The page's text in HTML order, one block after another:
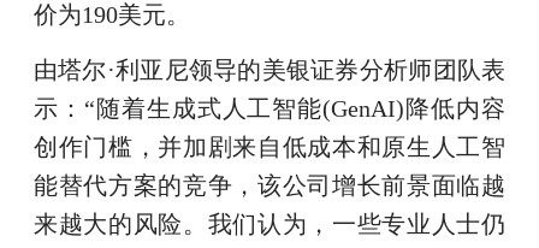
价为190美元。
由塔尔·利亚尼领导的美银证券分析师团队表
示：“随着生成式人工智能(GenAI)降低内容
创作门槛，并加剧来自低成本和原生人工智
能替代方案的竞争，该公司增长前景面临越
来越大的风险。我们认为，一些专业人士仍